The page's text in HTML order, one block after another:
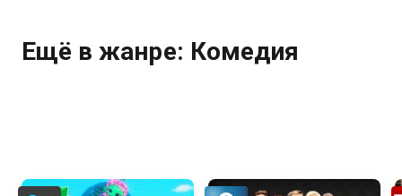
Ещё в жанре: Комедия